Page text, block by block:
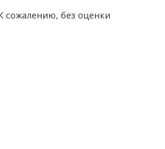
сожалению, без оценки